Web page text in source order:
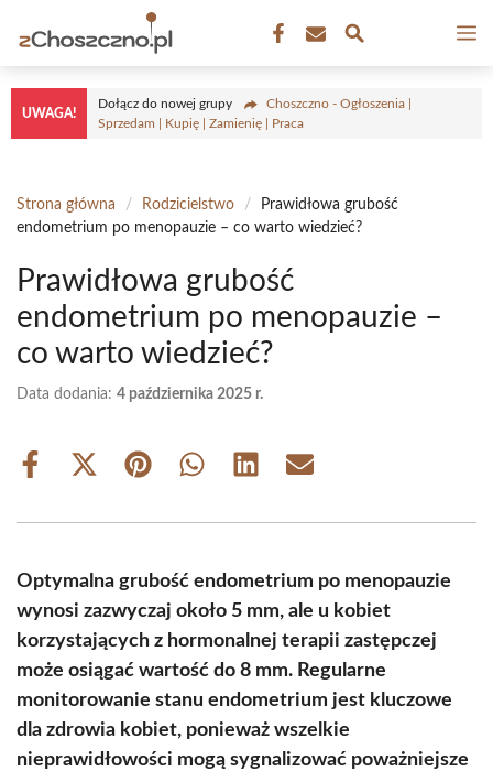
treści
UWAGA!
Dołącz do nowej grupy
Choszczno - Ogłoszenia |
Sprzedam | Kupię | Zamienię | Praca
Strona główna / Rodzicielstwo /
Prawidłowa grubość
endometrium po menopauzie – co warto wiedzieć?
Prawidłowa grubość
endometrium po menopauzie –
co warto wiedzieć?
Data dodania: 4 października 2025 r.
Share
Share
(Twitter)
Share Share Share Share
Optymalna grubość endometrium po menopauzie
wynosi zazwyczaj około 5 mm, ale u kobiet
korzystających z hormonalnej terapii zastępczej
może osiągać wartość do 8 mm. Regularne
monitorowanie stanu endometrium jest kluczowe
dla zdrowia kobiet, ponieważ wszelkie
nieprawidłowości mogą sygnalizować poważniejsze